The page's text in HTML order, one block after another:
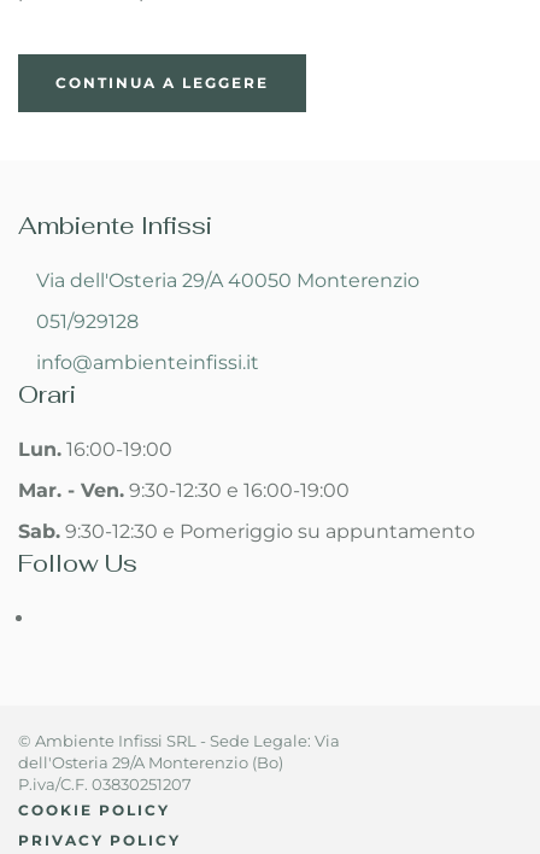
CONTINUA A LEGGERE
Ambiente Infissi
Via dell'Osteria 29/A 40050 Monterenzio
051/929128
info@ambienteinfissi.it
Orari
Lun. 16:00-19:00
Mar. - Ven. 9:30-12:30 e 16:00-19:00
Sab. 9:30-12:30 e Pomeriggio su appuntamento
Follow Us
© Ambiente Infissi SRL - Sede Legale: Via
dell'Osteria 29/A Monterenzio (Bo)
P.iva/C.F. 03830251207
COOKIE POLICY
PRIVACY POLICY